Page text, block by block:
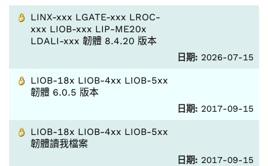
LINX-xxx LGATE-xxx LROC-
xxx LIOB-xxx LIP-ME20x
LDALI-xxx 韌體 8.4.20 版本
日期: 2026-07-15
LIOB-18x LIOB-4xx LIOB-5xx
韌體 6.0.5 版本
日期: 2017-09-15
LIOB-18x LIOB-4xx LIOB-5xx
韌體讀我檔案
日期: 2017-09-15